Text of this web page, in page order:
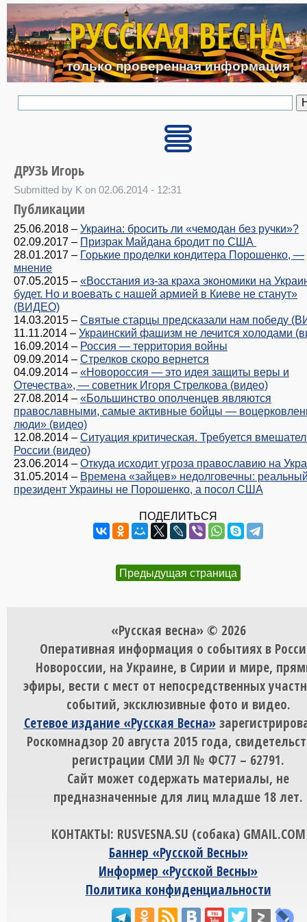
Перейти к основному
РУССКАЯ ВЕСНА
только проверенная информация
ДРУЗЬ Игорь
Submitted by K on 02.06.2014 - 12:31
Публикации
25.06.2018 – Украина: бросить ли «чемодан без ручки»?
02.09.2017 – Призрак Майдана бродит по США
28.01.2017 – Горькие проделки кондитера Порошенко, —
мнение
07.05.2015 – «Восстания из-за краха экономики на
будет. Но и воевать с нашей армией в Киеве не станут»
(ВИДЕО)
14.03.2015 – Святые старцы предсказали нам победу
11.11.2014 – Украинский фашизм не лечится холодами
16.09.2014 – Россия — территория войны
09.09.2014 – Стрелков скоро вернется
04.09.2014 – «Новороссия — это идея защиты веры и
Отечества», — советник Игоря Стрелкова (видео)
27.08.2014 – «Большинство ополченцев являются
православными, самые активные бойцы —
люди» (видео)
12.08.2014 – Ситуация критическая. Требуется
России (видео)
23.06.2014 – Откуда исходит угроза православию на
31.05.2014 – Времена «зайцев» недолговечны:
президент Украины не Порошенко, а посол США
ПОДЕЛИТЬСЯ
Предыдущая страница
«Русская весна» © 2026
Оперативная информация о событиях в
Новороссии, на Украине, в Сирии и мире,
эфиры, вести с мест от непосредственных
событий, эксклюзивные фото и видео.
Сетевое издание «Русская Весна»
Роскомнадзор 20 августа 2015 года,
регистрации СМИ ЭЛ № ФС77 – 62791.
Сайт может содержать материалы, не
предназначенные для лиц младше 18 лет.
КОНТАКТЫ: RUSVESNA.SU (собака) GMAIL.COM
Баннер «Русской Весны»
Информер «Русской Весны»
Политика конфиденциальности